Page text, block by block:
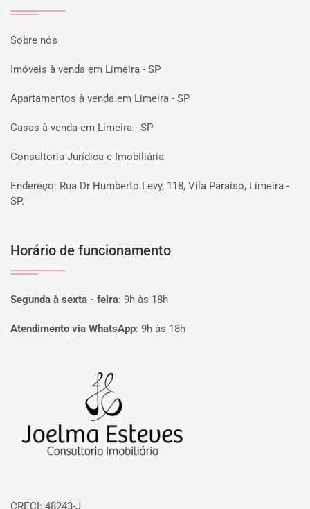
Sobre nós
Imóveis à venda em Limeira - SP
Apartamentos à venda em Limeira - SP
Casas à venda em Limeira - SP
Consultoria Jurídica e Imobiliária
Endereço: Rua Dr Humberto Levy, 118, Vila Paraiso, Limeira -
SP.
Horário de funcionamento
Segunda à sexta - feira: 9h às 18h
Atendimento via WhatsApp: 9h às 18h
CRECI: 48243-J